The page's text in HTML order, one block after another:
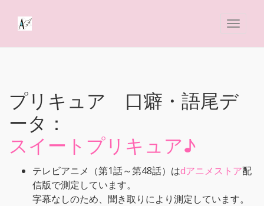
プリキュア 口癖・語尾デ
ータ：
スイートプリキュア♪
テレビアニメ（第1話～第48話）はdアニメストア配
信版で測定しています。
字幕なしのため、聞き取りにより測定しています。